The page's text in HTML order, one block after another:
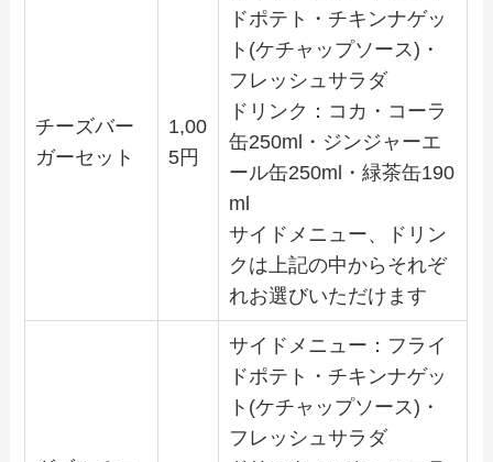
チーズバー
ガーセット
1,00
5円
ドポテト・チキンナゲッ
ト(ケチャップソース)・
フレッシュサラダ
ドリンク：コカ・コーラ
缶250ml・ジンジャーエ
ール缶250ml・緑茶缶190
ml
サイドメニュー、ドリン
クは上記の中からそれぞ
れお選びいただけます
サイドメニュー：フライ
ドポテト・チキンナゲッ
ト(ケチャップソース)・
フレッシュサラダ